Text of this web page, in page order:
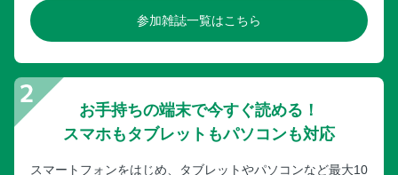
参加雑誌一覧はこちら
お手持ちの端末で今すぐ読める！
スマホもタブレットもパソコンも対応
スマートフォンをはじめ、タブレットやパソコンなど最大10